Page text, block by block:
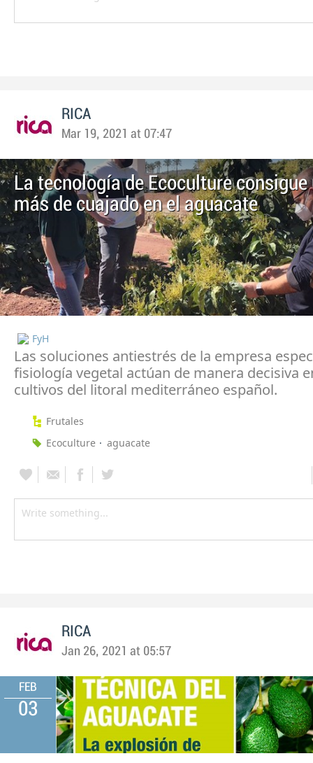
RICA
Mar 19, 2021 at 07:47
La tecnología de Ecoculture consigue
más de cuajado en el aguacate
FyH
Las soluciones antiestrés de la empresa
fisiología vegetal actúan de manera decisiva
cultivos del litoral mediterráneo español.
Frutales
Ecoculture
aguacate
RICA
Jan 26, 2021 at 05:57
FEB
03